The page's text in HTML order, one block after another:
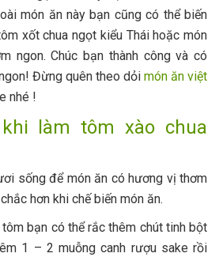
món ăn này bạn cũng có thể biến
xốt chua ngọt kiểu Thái hoặc món
ngon. Chúc bạn thành công và có
Đừng quên theo dỏi món ăn việt
nhé !
làm tôm xào chua
sống để món ăn có hương vị thơm
hơn khi chế biến món ăn.
bạn có thể rắc thêm chút tinh bột
1 – 2 muỗng canh rượu sake rồi